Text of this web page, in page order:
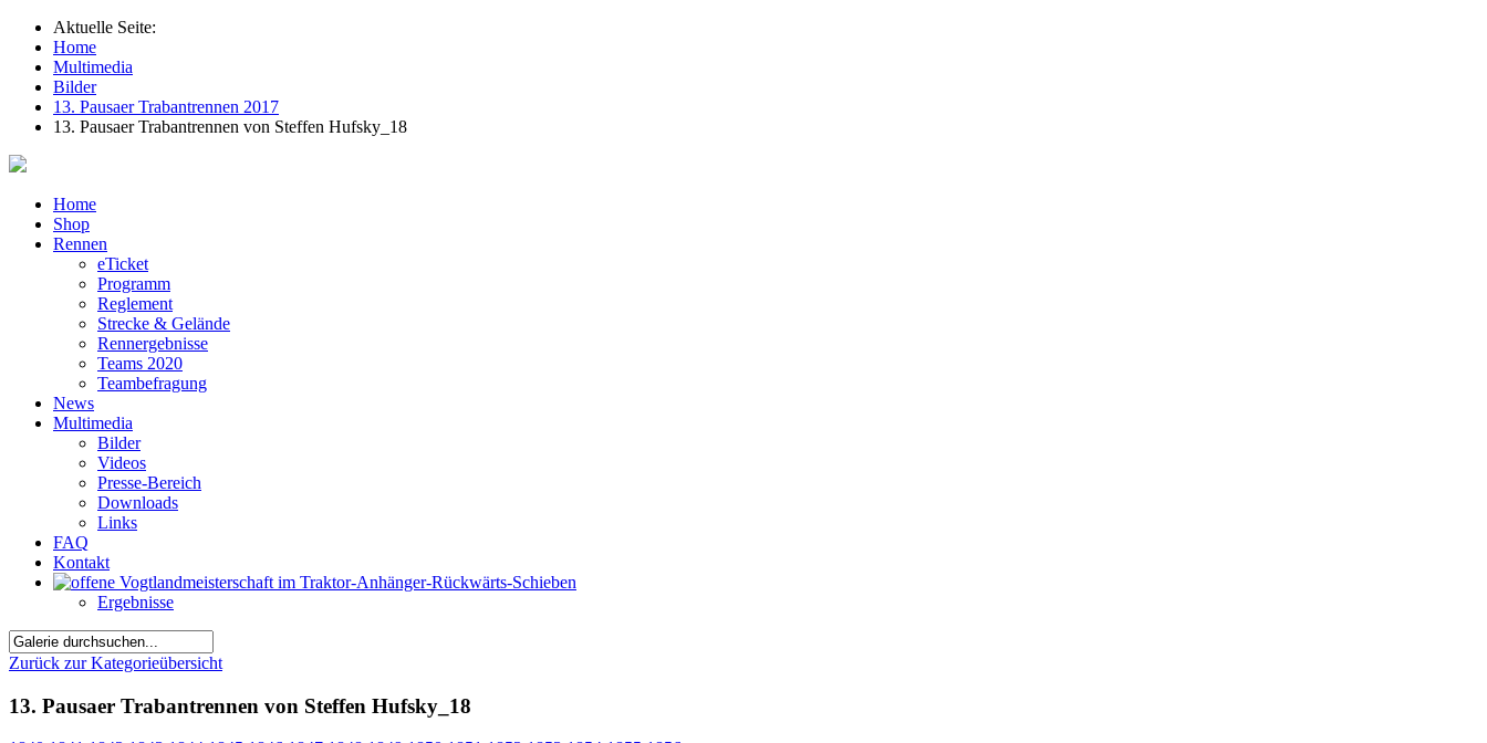
Aktuelle Seite:
Home
Multimedia
Bilder
13. Pausaer Trabantrennen 2017
13. Pausaer Trabantrennen von Steffen Hufsky_18
Home
Shop
Rennen
eTicket
Programm
Reglement
Strecke & Gelände
Rennergebnisse
Teams 2020
Teambefragung
News
Multimedia
Bilder
Videos
Presse-Bereich
Downloads
Links
FAQ
Kontakt
Ergebnisse
Zurück zur Kategorieübersicht
13. Pausaer Trabantrennen von Steffen Hufsky_18